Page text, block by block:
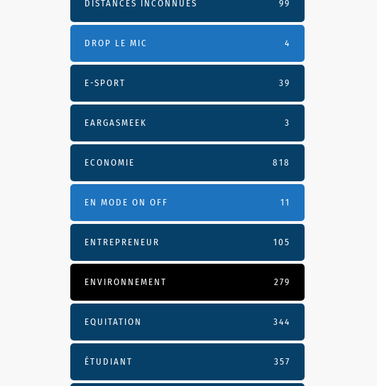
DISTANCES INCONNUES 99
DROP LE MIC 4
E-SPORT 39
EARGASMEEK 3
ECONOMIE 818
EN MODE ON OFF 11
ENTREPRENEUR 105
ENVIRONNEMENT 279
EQUITATION 344
ÉTUDIANT 357